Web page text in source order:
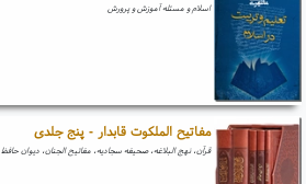
اسلام و مسئله آموزش و پرورش
مفاتیح الملکوت قابدار - پنج جلدی
قرآن، نهج البلاغه، صحیفه سجادیه، مفاتیح الجنان، دیوان حافظ